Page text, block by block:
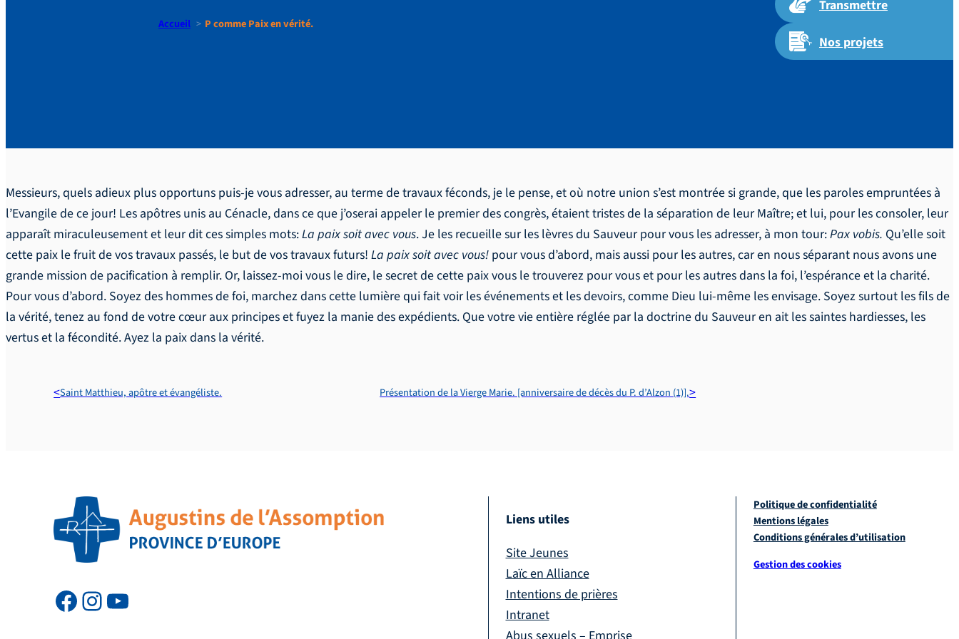
Transmettre
Nos projets
Accueil P comme Paix en vérité.
Messieurs, quels adieux plus opportuns puis-je vous adresser, au terme de travaux féconds, je le pense, et où notre union s’est montrée si grande, que les paroles empruntées à
l’Evangile de ce jour! Les apôtres unis au Cénacle, dans ce que j’oserai appeler le premier des congrès, étaient tristes de la séparation de leur Maître; et lui, pour les consoler, leur
apparaît miraculeusement et leur dit ces simples mots:La paix soit avec vous. Je les recueille sur les lèvres du Sauveur pour vous les adresser, à mon tour:Pax vobis. Qu’elle soit
cette paix le fruit de vos travaux passés, le but de vos travaux futurs! La paix soit avec vous! pour vous d’abord, mais aussi pour les autres, car en nous séparant nous avons une
grande mission de pacification à remplir. Or, laissez-moi vous le dire, le secret de cette paix vous le trouverez pour vous et pour les autres dans la foi, l’espérance et la charité.
Pour vous d’abord. Soyez des hommes de foi, marchez dans cette lumière qui fait voir les événements et les devoirs, comme Dieu lui-même les envisage. Soyez surtout les fils de
la vérité, tenez au fond de votre cœur aux principes et fuyez la manie des expédients. Que votre vie entière réglée par la doctrine du Sauveur en ait les saintes hardiesses, les
vertus et la fécondité. Ayez la paix dans la vérité.
Présentation de la Vierge Marie. [anniversaire de décès du P. d’Alzon (1)].
Saint Matthieu, apôtre et évangéliste.
Liens utiles
Site Jeunes
Laïc en Alliance
Intentions de prières
Intranet
Politique de confidentialité
Mentions légales
Conditions générales d’utilisation
Gestion des cookies